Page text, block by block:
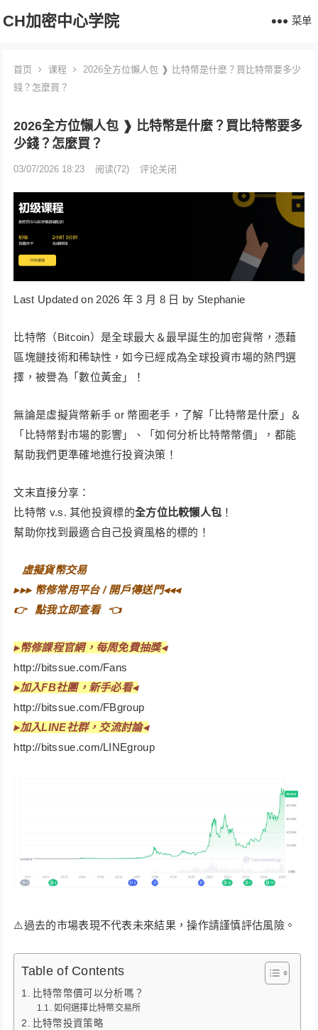
CH加密中心学院 菜单
首页 课程
2026全方位懶人包 ❱ 比特幣是什麼？買比特幣要多少
錢？怎麼買？
2026全方位懶人包 ❱ 比特幣是什麼？買比特幣要多
少錢？怎麼買？
03/07/2026 18:23 阅读(72) 评论关闭
Last Updated on 2026 年 3 月 8 日 by Stephanie
比特幣（Bitcoin）是全球最大＆最早誕生的加密貨幣，憑藉
區塊鏈技術和稀缺性，如今已經成為全球投資市場的熱門選
擇，被譽為「數位黃金」！
無論是虛擬貨幣新手 or 幣圈老手，了解「比特幣是什麼」＆
「比特幣對市場的影響」、「如何分析比特幣幣價」，都能
幫助我們更準確地進行投資決策！
文末直接分享：
比特幣 v.s. 其他投資標的全方位比較懶人包 ！
幫助你找到最適合自己投資風格的標的！
虛擬貨幣交易⠀
▸▸▸ 幣修常用平台 / 開戶傳送門◂◂◂
👉⠀ 點我立即查看⠀👈
▸幣修課程官網，每周免費抽獎◂
http://bitssue.com/Fans
▸加入FB社團，新手必看◂
http://bitssue.com/FBgroup
▸加入LINE社群，交流討論◂
http://bitssue.com/LINEgroup
⚠️過去的市場表現不代表未來結果，操作請謹慎評估風險。
Table of Contents
比特幣幣價可以分析嗎？
如何選擇比特幣交易所
比特幣投資策略